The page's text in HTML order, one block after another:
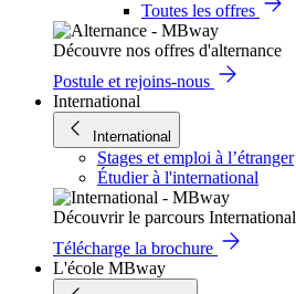
Toutes les offres
Découvre nos offres d'alternance
Postule et rejoins-nous
International
International
Stages et emploi à l’étranger
Étudier à l'international
Découvrir le parcours International
Télécharge la brochure
L'école MBway